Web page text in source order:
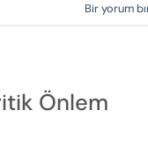
Bir yorum
Önlem